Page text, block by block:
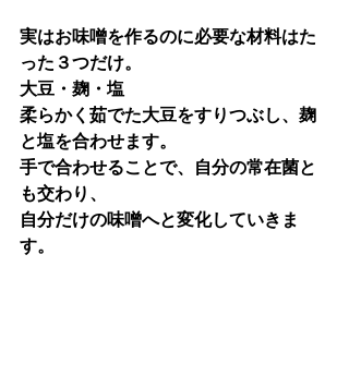
実はお味噌を作るのに必要な材料はた
った３つだけ。
大豆・麹・塩
柔らかく茹でた大豆をすりつぶし、麹
と塩を合わせます。
手で合わせることで、自分の常在菌と
も交わり、
自分だけの味噌へと変化していきま
す。